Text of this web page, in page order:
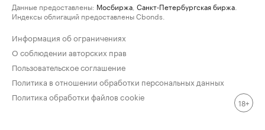
Данные предоставлены: Мосбиржа Санкт-Петербургская биржа
Индексы облигаций предоставлены Cbonds.
Информация об ограничениях
О соблюдении авторских прав
Пользовательское соглашение
Политика в отношении обработки персональных данных
Политика обработки файлов cookie
18+